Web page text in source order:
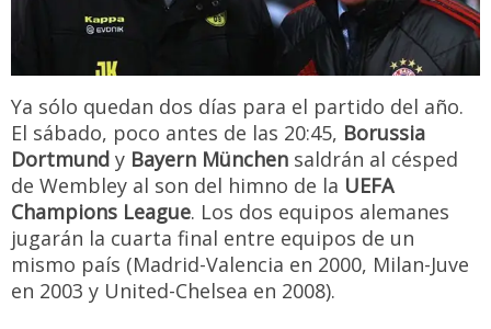
Ya sólo quedan dos días para el partido del año.
El sábado, poco antes de las 20:45, Borussia
Dortmund y Bayern München saldrán al césped
de Wembley al son del himno de la UEFA
Champions League. Los dos equipos alemanes
jugarán la cuarta final entre equipos de un
mismo país (Madrid-Valencia en 2000, Milan-Juve
en 2003 y United-Chelsea en 2008).